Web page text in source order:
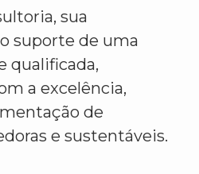
sua
suporte de uma
qualificada,
a excelência,
de
e sustentáveis.